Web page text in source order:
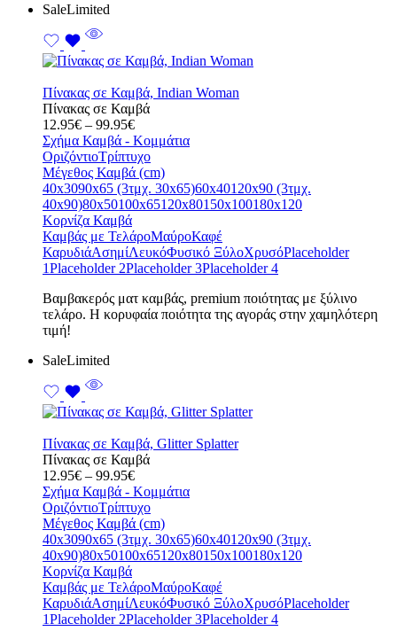
SaleLimited
Πίνακας σε Καμβά, Indian Woman
Πίνακας σε Καμβά
12.95€ – 99.95€Price
range:
12.95€
through
99.95€
Σχήμα Καμβά - Κομμάτια
ΟριζόντιοΤρίπτυχο
Μέγεθος Καμβά (cm)
40x3090x65 (3τμχ. 30x65)60x40120x90 (3τμχ.
40x90)80x50100x65120x80150x100180x120
Κορνίζα Καμβά
Καμβάς με ΤελάροΜαύροΚαφέ
ΚαρυδιάΑσημίΛευκόΦυσικό ΞύλοΧρυσόPlaceholder
1Placeholder 2Placeholder 3Placeholder 4
Bαμβακερός ματ καμβάς, premium ποιότητας με ξύλινο
τελάρο. Η κορυφαία ποιότητα της αγοράς στην χαμηλότερη
τιμή!
SaleLimited
Πίνακας σε Καμβά, Glitter Splatter
Πίνακας σε Καμβά
12.95€ – 99.95€Price
range:
12.95€
through
99.95€
Σχήμα Καμβά - Κομμάτια
ΟριζόντιοΤρίπτυχο
Μέγεθος Καμβά (cm)
40x3090x65 (3τμχ. 30x65)60x40120x90 (3τμχ.
40x90)80x50100x65120x80150x100180x120
Κορνίζα Καμβά
Καμβάς με ΤελάροΜαύροΚαφέ
ΚαρυδιάΑσημίΛευκόΦυσικό ΞύλοΧρυσόPlaceholder
1Placeholder 2Placeholder 3Placeholder 4